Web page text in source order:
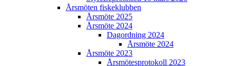
Årsmöten fiskeklubben
Årsmöte 2025
Årsmöte 2024
Dagordning 2024
Årsmöte 2024
Årsmöte 2023
Årsmötesprotokoll 2023